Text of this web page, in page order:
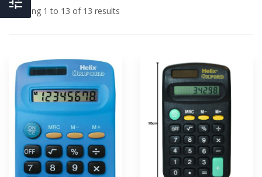
Showing 1 to 13 of 13 results